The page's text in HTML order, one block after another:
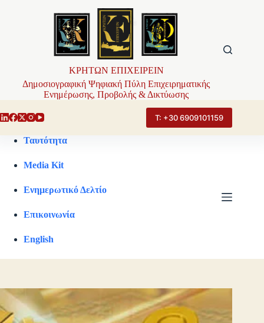
ΚΡΗΤΩΝ ΕΠΙΧΕΙΡΕΙΝ
Δημοσιογραφική Ψηφιακή Πύλη Επιχειρηματικής
Ενημέρωσης, Προβολής & Δικτύωσης
Τ: +30 6909101159
Ταυτότητα
Media Kit
Ενημερωτικό Δελτίο
Επικοινωνία
English